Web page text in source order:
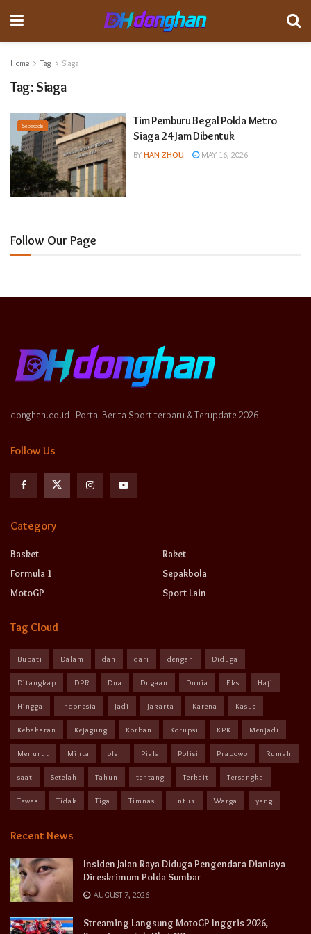
Home Tag Siaga
Tag:Siaga
Sepakbola
Tim Pemburu Begal Polda Metro
Siaga 24 Jam Dibentuk
BY HAN ZHOU MAY 16, 2026
Follow Our Page
donghan.co.id - Portal Berita Sport terbaru & Terupdate 2026
Follow Us
Category
Basket
Formula 1
MotoGP
Raket
Sepakbola
Sport Lain
Tag Cloud
Bupati Dalam dan dari dengan Diduga
Ditangkap DPR Dua Dugaan Dunia Eks Haji
Hingga Indonesia Jadi Jakarta Karena Kasus
Kebakaran Kejagung Korban Korupsi KPK Menjadi
Menurut Minta oleh Piala Polisi Prabowo Rumah
saat Setelah Tahun tentang Terkait Tersangka
Tewas Tidak Tiga Timnas untuk Warga yang
Recent News
Insiden Jalan Raya Diduga Pengendara Dianiaya
Direskrimum Polda Sumbar
AUGUST 7, 2026
Streaming Langsung MotoGP Inggris 2026,